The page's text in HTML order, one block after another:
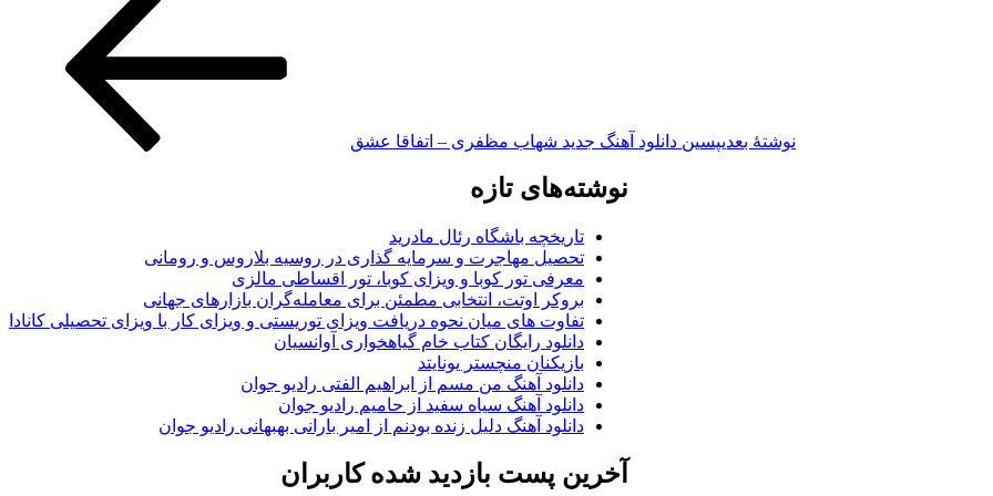
نوشته‌ٔ بعدیپسین دانلود آهنگ جدید شهاب مظفری – اتفاقا عشق
نوشته‌های تازه
تاریخچه باشگاه رئال مادرید
تحصیل مهاجرت و سرمایه گذاری در روسیه بلاروس و رومانی
معرفی تور کوبا و ویزای کوبا، تور اقساطی مالزی
بروکر اوتت، انتخابی مطمئن برای معامله‌گران بازارهای جهانی
تفاوت های میان نحوه دریافت ویزای توریستی و ویزای کار با ویزای تحصیلی کانادا
دانلود رایگان کتاب خام گیاهخواری آوانسیان
بازیکنان منچستر یونایتد
دانلود آهنگ من مسم از ابراهیم الفتی رادیو جوان
دانلود آهنگ سیاه سفید از حامیم رادیو جوان
دانلود آهنگ دلیل زنده بودنم از امیر بارانی بهبهانی رادیو جوان
آخرین پست بازدید شده کاربران